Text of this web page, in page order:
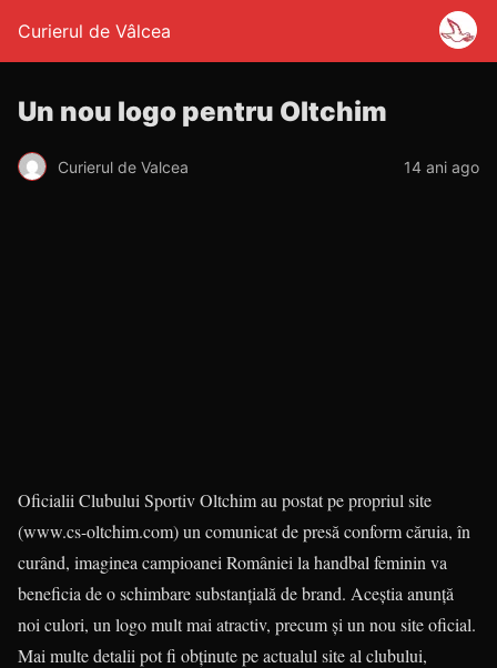
Curierul de Vâlcea
Un nou logo pentru Oltchim
Curierul de Valcea 14 ani ago
Oficialii Clubului Sportiv Oltchim au postat pe propriul site
(www.cs-oltchim.com) un comunicat de presă conform căruia, în
curând, imaginea campioanei României la handbal feminin va
beneficia de o schimbare substanţială de brand. Aceştia anunţă
noi culori, un logo mult mai atractiv, precum şi un nou site oficial.
Mai multe detalii pot fi obţinute pe actualul site al clubului,